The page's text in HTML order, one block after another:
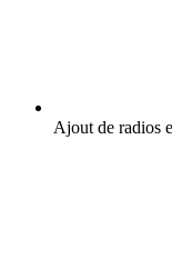
Ajout de radios